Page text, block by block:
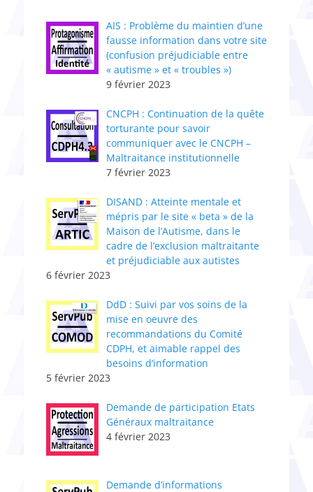
AIS : Problème du maintien d’une
fausse information dans votre site
(confusion préjudiciable entre
« autisme » et « troubles »)
9 février 2023
CNCPH : ​Continuation de la quête
torturante pour savoir
communiquer avec le CNCPH –
Maltraitance institutionnelle
7 février 2023
DISAND : Atteinte mentale et
mépris par le site « beta » de la
Maison de l’Autisme, dans le
cadre de l’exclusion maltraitante
et préjudiciable aux autistes
6 février 2023
DdD : Suivi par vos soins de la
mise en oeuvre des
recommandations du Comité
CDPH, et aimable rappel des
besoins d’information
5 février 2023
Demande de participation Etats
Généraux maltraitance
4 février 2023
​Demande d’informations